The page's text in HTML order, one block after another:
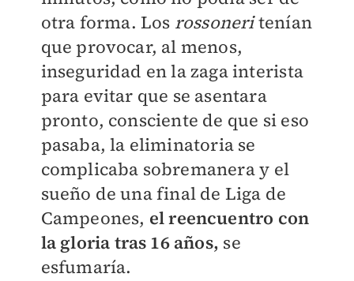
otra forma. Los rossoneritenían
que provocar, al menos,
inseguridad en la zaga interista
para evitar que se asentara
pronto, consciente de que si eso
pasaba, la eliminatoria se
complicaba sobremanera y el
sueño de una final de Liga de
Campeones, el reencuentro con
la gloria tras 16 años, se
esfumaría.